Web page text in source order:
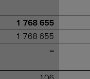
1 768 655
1 768 655
–